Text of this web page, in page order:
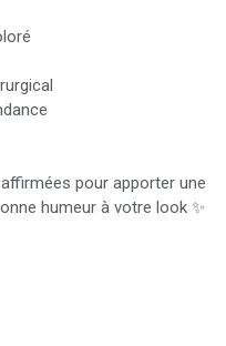
pour apporter une
humeur à votre look ✨